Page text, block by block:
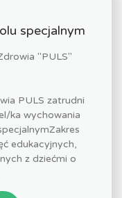
specjalnym
"PULS"
PULS zatrudni
ka wychowania
edukacyjnych,
z dziećmi o